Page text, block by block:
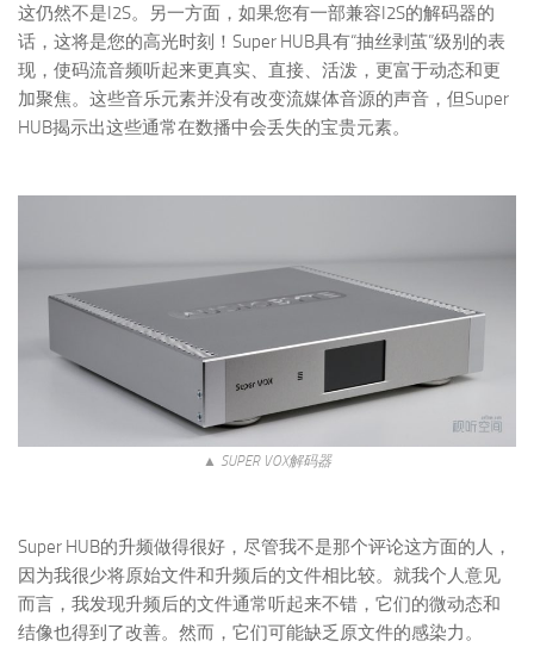
这仍然不是I2S。另一方面，如果您有一部兼容I2S的解码器的
话，这将是您的高光时刻！Super HUB具有“抽丝剥茧”级别的表
现，使码流音频听起来更真实、直接、活泼，更富于动态和更
加聚焦。这些音乐元素并没有改变流媒体音源的声音，但Super
HUB揭示出这些通常在数播中会丢失的宝贵元素。
▲ SUPER VOX解码器
Super HUB的升频做得很好，尽管我不是那个评论这方面的人，
因为我很少将原始文件和升频后的文件相比较。就我个人意见
而言，我发现升频后的文件通常听起来不错，它们的微动态和
结像也得到了改善。然而，它们可能缺乏原文件的感染力。